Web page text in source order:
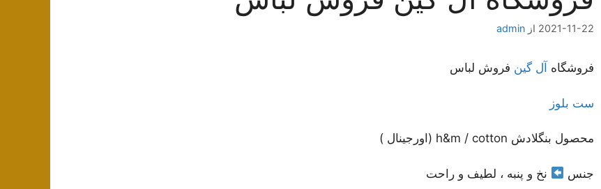
2021-11-22 از admin
فروشگاه آل گین فروش لباس
ست بلوز
محصول بنگلادش h&m / cotton (اورجینال )
جنس نخ و پنبه ، لطیف و راحت